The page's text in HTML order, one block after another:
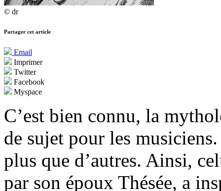
© dr
Partager cet article
Email
Imprimer
Twitter
Facebook
Myspace
C’est bien connu, la
de sujet pour les
plus que d’autres. Ainsi,
par son époux Thésée, a